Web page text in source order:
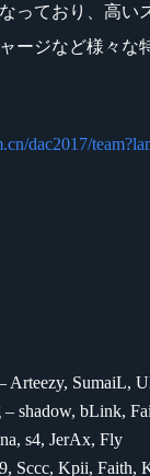
っており、高い
ージなど様々な
dac2017/
Arteezy, SumaiL,
– shadow, bLink,
s4, JerAx, Fly
Sccc, Kpii, Faith,